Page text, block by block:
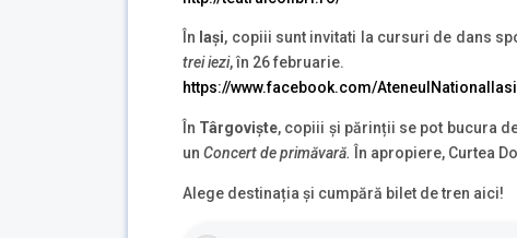
În Iași, copiii sunt invitati la cursuri de dans
trei iezi, în 26 februarie.
https://www.facebook.com/
În Târgoviște, copiii și părinții se pot bucura
un Concert de primăvară. În apropiere, Curtea
Alege destinația și cumpără bilet de tren aici!